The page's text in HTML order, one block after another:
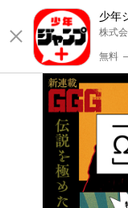
少年
株式
無料